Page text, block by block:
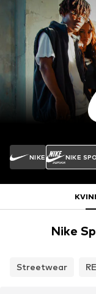
NIKE NIKE
Nike
Streetwear